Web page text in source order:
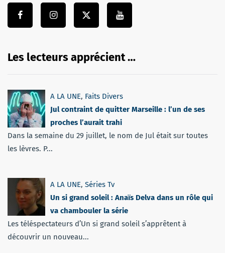
Les lecteurs apprécient …
A LA UNE, Faits Divers
Jul contraint de quitter Marseille : l’un de ses
proches l’aurait trahi
Dans la semaine du 29 juillet, le nom de Jul était sur toutes
les lèvres. P...
A LA UNE, Séries Tv
Un si grand soleil : Anaïs Delva dans un rôle qui
va chambouler la série
Les téléspectateurs d’Un si grand soleil s’apprêtent à
découvrir un nouveau...